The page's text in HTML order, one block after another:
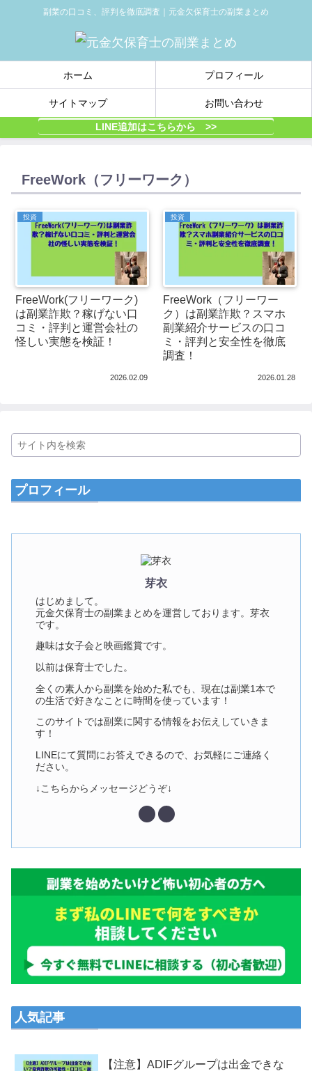
副業の口コミ、評判を徹底調査｜元金欠保育士の副業まとめ
ホーム プロフィール
サイトマップ お問い合わせ
LINE追加はこちらから >>
FreeWork（フリーワーク）
投資
FreeWork(フリーワーク)
は副業詐欺？稼げない口
コミ・評判と運営会社の
怪しい実態を検証！
2026.02.09
投資
FreeWork（フリーワー
ク）は副業詐欺？スマホ
副業紹介サービスの口コ
ミ・評判と安全性を徹底
調査！
2026.01.28
プロフィール
芽衣
はじめまして。
元金欠保育士の副業まとめを運営しております。芽衣
です。
趣味は女子会と映画鑑賞です。
以前は保育士でした。
全くの素人から副業を始めた私でも、現在は副業1本で
の生活で好きなことに時間を使っています！
このサイトでは副業に関する情報をお伝えしていきま
す！
LINEにて質問にお答えできるので、お気軽にご連絡く
ださい。
↓こちらからメッセージどうぞ↓
人気記事
【注意】ADIFグループは出金できな